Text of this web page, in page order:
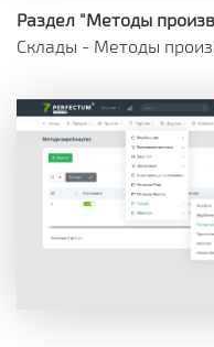
Раздел "Методы
Склады - Методы